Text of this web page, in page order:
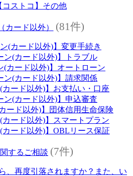
コストコ】その他
カード以外） (81件)
ン(カード以外)】変更手続き
ン(カード以外)】トラブル
(カード以外)】オートローン
ン(カード以外)】請求関係
(カード以外)】お支払い・口座
ン(カード以外)】申込審査
ード以外)】団体信用生命保険
(カード以外)】スマートプラン
(カード以外)】OBLリース保証
するご相談 (7件)
、再度引落されますか？また、い